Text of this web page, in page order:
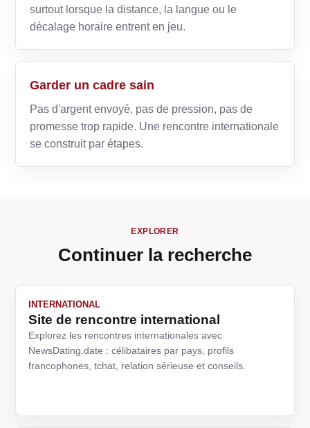
surtout lorsque la distance, la langue ou le
décalage horaire entrent en jeu.
Garder un cadre sain
Pas d'argent envoyé, pas de pression, pas de
promesse trop rapide. Une rencontre internationale
se construit par étapes.
EXPLORER
Continuer la recherche
INTERNATIONAL
Site de rencontre international
Explorez les rencontres internationales avec
NewsDating.date : célibataires par pays, profils
francophones, tchat, relation sérieuse et conseils.